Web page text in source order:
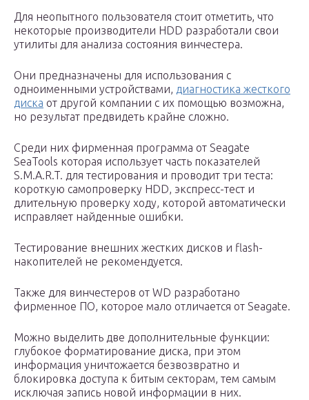
Для неопытного пользователя стоит отметить, что
некоторые производители HDD разработали свои
утилиты для анализа состояния винчестера.
Они предназначены для использования с
одноименными устройствами, диагностика жесткого
диска от другой компании с их помощью возможна,
но результат предвидеть крайне сложно.
Среди них фирменная программа от Seagate
SeaTools которая использует часть показателей
S.M.A.R.T. для тестирования и проводит три теста:
короткую самопроверку HDD, экспресс-тест и
длительную проверку ходу, которой автоматически
исправляет найденные ошибки.
Тестирование внешних жестких дисков и flash-
накопителей не рекомендуется.
Также для винчестеров от WD разработано
фирменное ПО, которое мало отличается от Seagate.
Можно выделить две дополнительные функции:
глубокое форматирование диска, при этом
информация уничтожается безвозвратно и
блокировка доступа к битым секторам, тем самым
исключая запись новой информации в них.